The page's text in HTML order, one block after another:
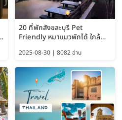
20 ที่พักสังขละบุรี Pet
Friendly หมาแมวพักได้ ใกล้
2025-08-30 | 8082 อ่าน